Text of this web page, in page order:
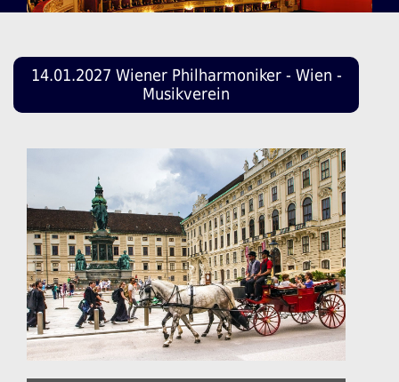
14.01.2027 Wiener Philharmoniker - Wien -
Musikverein